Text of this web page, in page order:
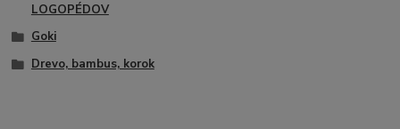
LOGOPÉDOV
Goki
Drevo, bambus, korok